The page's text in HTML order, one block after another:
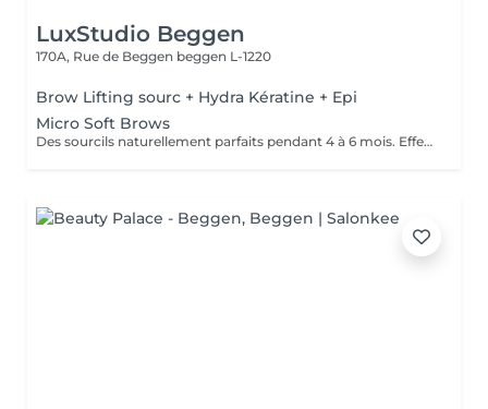
LuxStudio Beggen
170A, Rue de Beggen beggen L-1220
Brow Lifting sourc + Hydra Kératine + Epi
Micro Soft Brows
Des sourcils naturellement parfaits pendant 4 à 6 mois. Effet maquillé léger et élégant, sans engagement lourd. Idéal pour sublimer le regard en toute simplicité.